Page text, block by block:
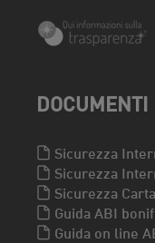
DOCUMENTI
Sicurezza
Sicurezza
Sicurezza
Guida ABI
Guida on line